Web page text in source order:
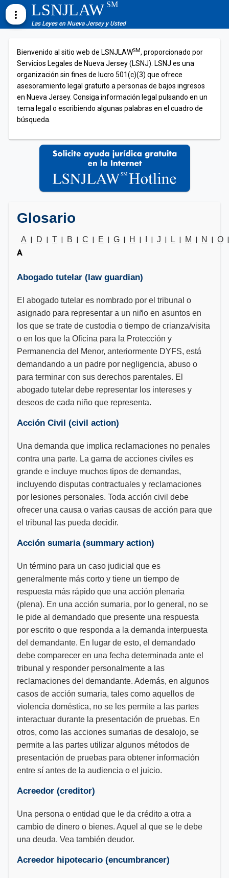
more_vert LSNJLAWSM
Las Leyes en Nueva Jersey y Usted
Bienvenido al sitio web de LSNJLAWSM, proporcionado por
Servicios Legales de Nueva Jersey (LSNJ). LSNJ es una
organización sin fines de lucro 501(c)(3) que ofrece
asesoramiento legal gratuito a personas de bajos ingresos
en Nueva Jersey. Consiga información legal pulsando en un
tema legal o escribiendo algunas palabras en el cuadro de
búsqueda.
Glosario
A D T B C E G H J L M N O
A
Abogado tutelar (law guardian)
El abogado tutelar es nombrado por el tribunal o
asignado para representar a un niño en asuntos en
los que se trate de custodia o tiempo de crianza/visita
o en los que la Oficina para la Protección y
Permanencia del Menor, anteriormente DYFS, está
demandando a un padre por negligencia, abuso o
para terminar con sus derechos parentales. El
abogado tutelar debe representar los intereses y
deseos de cada niño que representa.
Acción Civil (civil action)
Una demanda que implica reclamaciones no penales
contra una parte. La gama de acciones civiles es
grande e incluye muchos tipos de demandas,
incluyendo disputas contractuales y reclamaciones
por lesiones personales. Toda acción civil debe
ofrecer una causa o varias causas de acción para que
el tribunal las pueda decidir.
Acción sumaria (summary action)
Un término para un caso judicial que es
generalmente más corto y tiene un tiempo de
respuesta más rápido que una acción plenaria
(plena). En una acción sumaria, por lo general, no se
le pide al demandado que presente una respuesta
por escrito o que responda a la demanda interpuesta
del demandante. En lugar de esto, el demandado
debe comparecer en una fecha determinada ante el
tribunal y responder personalmente a las
reclamaciones del demandante. Además, en algunos
casos de acción sumaria, tales como aquellos de
violencia doméstica, no se les permite a las partes
interactuar durante la presentación de pruebas. En
otros, como las acciones sumarias de desalojo, se
permite a las partes utilizar algunos métodos de
presentación de pruebas para obtener información
entre sí antes de la audiencia o el juicio.
Acreedor (creditor)
Una persona o entidad que le da crédito a otra a
cambio de dinero o bienes. Aquel al que se le debe
una deuda. Vea también deudor.
Acreedor hipotecario (encumbrancer)